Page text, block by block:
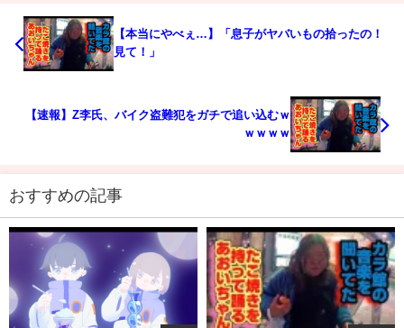
【本当にやべぇ…】「息子がヤバいもの拾ったの！
見て！」
【速報】Z李氏、バイク盗難犯をガチで追い込むｗ
ｗｗｗｗ
おすすめの記事